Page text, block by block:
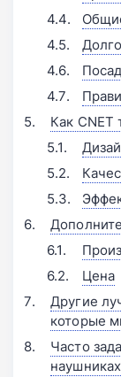
Как
Цена
Другие
которые
Часто
наушниках